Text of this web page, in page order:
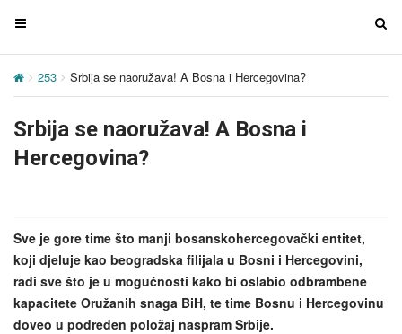
T
g
e
n
g
a
t
i
o
T
i
253 Srbija se naoružava! A Bosna i Hercegovina?
Srbija se naoružava! A Bosna i
Hercegovina?
Sve je gore time što manji bosanskohercegovački entitet,
koji djeluje kao beogradska filijala u Bosni i Hercegovini,
radi sve što je u mogućnosti kako bi oslabio odbrambene
kapacitete Oružanih snaga BiH, te time Bosnu i Hercegovinu
doveo u podređen položaj naspram Srbije.